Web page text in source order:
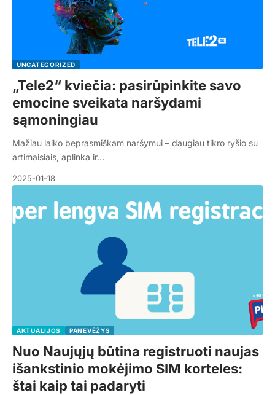
UNCATEGORIZED
„Tele2“ kviečia: pasirūpinkite savo
emocine sveikata naršydami
sąmoningiau
Mažiau laiko beprasmiškam naršymui – daugiau tikro ryšio su
artimaisiais, aplinka ir…
2025-01-18
AKTUALIJOS PANEVĖŽYS
Nuo Naujųjų būtina registruoti naujas
išankstinio mokėjimo SIM korteles:
štai kaip tai padaryti